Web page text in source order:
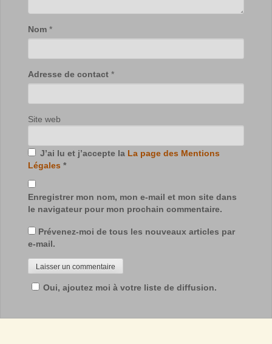
Nom *
Adresse de contact *
Site web
J’ai lu et j’accepte la La page des Mentions
Légales *
Enregistrer mon nom, mon e-mail et mon site dans
le navigateur pour mon prochain commentaire.
Prévenez-moi de tous les nouveaux articles par
e-mail.
Oui, ajoutez moi à votre liste de diffusion.